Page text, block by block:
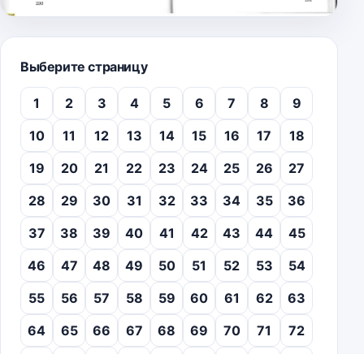
Выберите страницу
1 2 3 4 5 6 7 8
9
10
11 12 13 14 15 16 17
18
19
20 21 22 23 24 25 26
27
28
29 30 31 32 33 34 35
36
37
38 39 40 41 42 43 44
45
46
47 48 49 50 51 52 53
54
55
56 57 58 59 60 61 62
63
64
65 66 67 68 69 70 71
72